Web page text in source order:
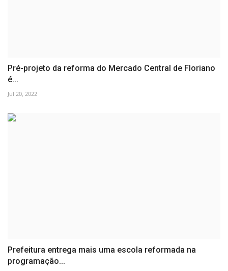
Pré-projeto da reforma do Mercado Central de Floriano
é...
Jul 20, 2022
Prefeitura entrega mais uma escola reformada na
programação...